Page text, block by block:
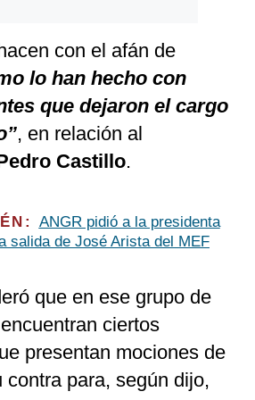
con el afán de
lo han hecho con
que dejaron el cargo
, en relación al
Castillo.
ANGR pidió a la presidenta
salida de José Arista del MEF
que en ese grupo de
ciertos
presentan mociones de
contra para, según dijo,